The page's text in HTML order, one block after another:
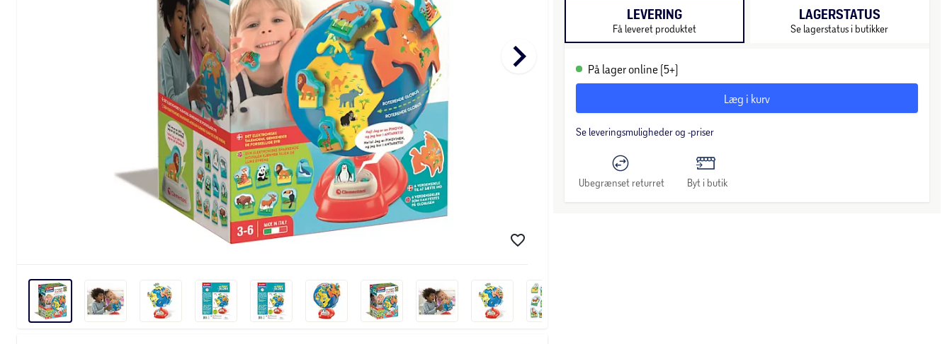
keyboard_arrow_right
LEVERING
Få leveret produktet
LAGERSTATUS
Se lagerstatus i butikker
På lager online (5+)
Læg i kurv
Se leveringsmuligheder og -priser
Ubegrænset returret Byt i butik